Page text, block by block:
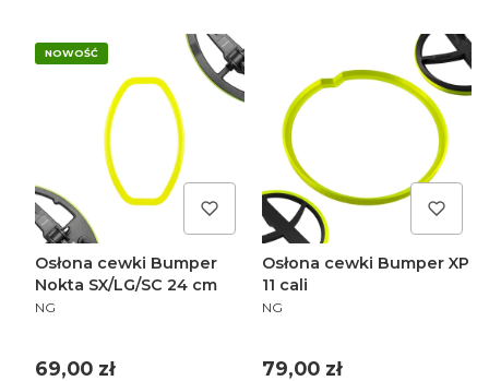
NOWOŚĆ
Osłona cewki Bumper
Nokta SX/LG/SC 24 cm
PRODUCENT
NG
Cena
69,00 zł
Osłona cewki Bumper XP
11 cali
PRODUCENT
NG
Cena
79,00 zł